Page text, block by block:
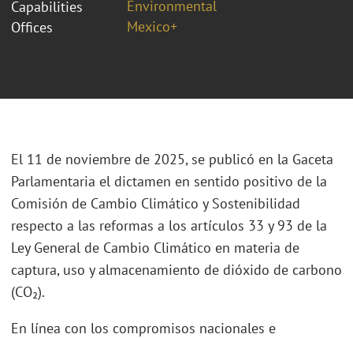
Capabilities
Environmental
Offices
Mexico+
El 11 de noviembre de 2025, se publicó en la Gaceta
Parlamentaria el dictamen en sentido positivo de la
Comisión de Cambio Climático y Sostenibilidad
respecto a las reformas a los artículos 33 y 93 de la
Ley General de Cambio Climático en materia de
captura, uso y almacenamiento de dióxido de carbono
(CO₂).
En línea con los compromisos nacionales e